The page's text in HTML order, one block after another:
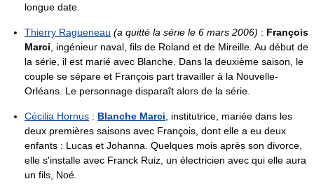
longue date.
Thierry Ragueneau (a quitté la série le 6 mars 2006) : François
Marci , ingénieur naval, fils de Roland et de Mireille. Au début de
la série, il est marié avec Blanche. Dans la deuxième saison, le
couple se sépare et François part travailler à la Nouvelle-
Orléans. Le personnage disparaît alors de la série.
Cécilia Hornus : Blanche Marci , institutrice, mariée dans les
deux premières saisons avec François, dont elle a eu deux
enfants : Lucas et Johanna. Quelques mois après son divorce,
elle s'installe avec Franck Ruiz, un électricien avec qui elle aura
un fils, Noé.